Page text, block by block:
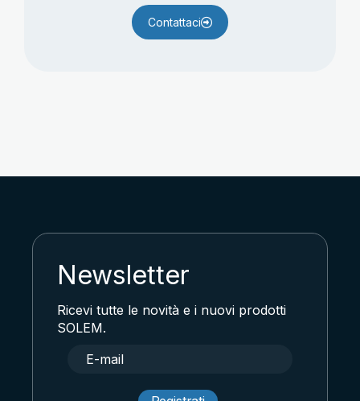
Contattaci
Newsletter
Ricevi tutte le novità e i nuovi prodotti
SOLEM.